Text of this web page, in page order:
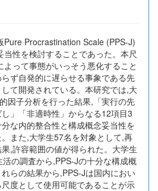
Pure Procrastination Scale (PPS-J)
性を検討することであった。本尺
って事態がいっそう悪化すること
ず自発的に遅らせる事象である先
て開発されている。本研究では,大
因子分析を行った結果,「実行の先
」「非適時性」からなる12項目3
な内的整合性と構成概念妥当性を
また,大学生57名を対象として,再
,許容範囲の値が得られた。大学生
の調査から,PPS-Jの十分な構成概
らの結果から,PPS-Jは国内におい
度として使用可能であることが示